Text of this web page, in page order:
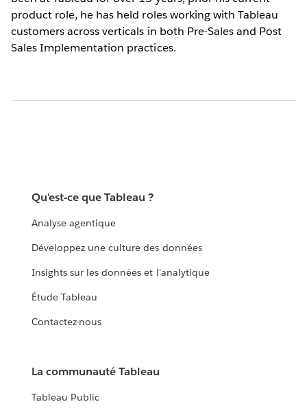
product role, he has held roles working with Tableau
customers across verticals in both Pre-Sales and Post
Sales Implementation practices.
Qu'est-ce que Tableau ?
Analyse agentique
Développez une culture des données
Insights sur les données et l'analytique
Étude Tableau
Contactez-nous
La communauté Tableau
Tableau Public